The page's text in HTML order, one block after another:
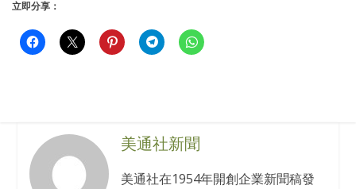
立即分享：
美通社新聞
美通社在1954年開創企業新聞稿發